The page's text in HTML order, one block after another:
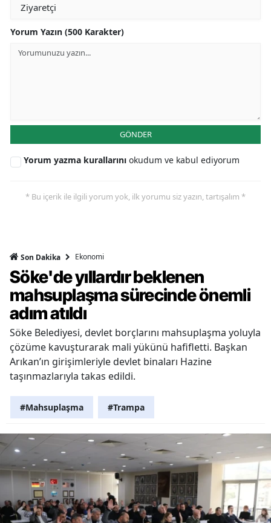
Yorum Yazın (500 Karakter)
GÖNDER
Yorum yazma kurallarını okudum ve kabul ediyorum
* Bu içerik ile ilgili yorum yok, ilk yorumu siz yazın, tartışalım *
Son Dakika Ekonomi
Söke'de yıllardır beklenen
mahsuplaşma sürecinde önemli
adım atıldı
Söke Belediyesi, devlet borçlarını mahsuplaşma yoluyla
çözüme kavuşturarak mali yükünü hafifletti. Başkan
Arıkan’ın girişimleriyle devlet binaları Hazine
taşınmazlarıyla takas edildi.
#Mahsuplaşma #Trampa